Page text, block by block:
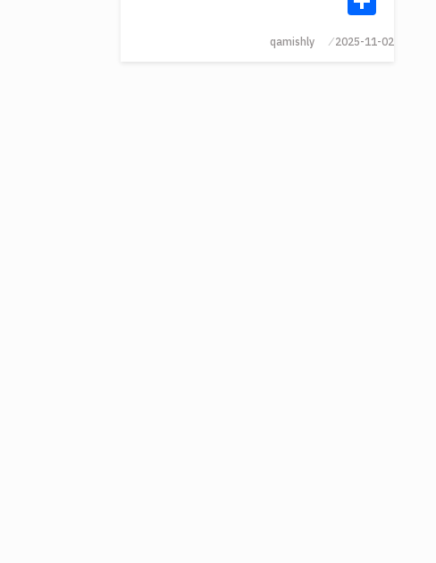
2025-11-02
qamishly